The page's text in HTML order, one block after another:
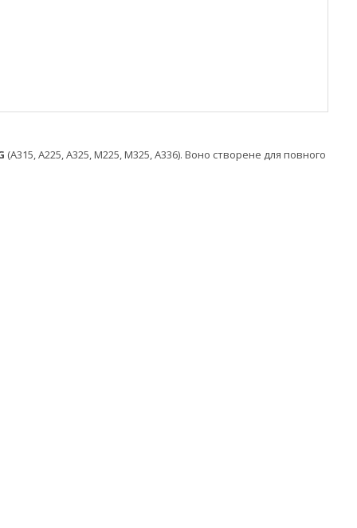
(A315, A225, A325, M225, M325, A336). Воно створене для повного